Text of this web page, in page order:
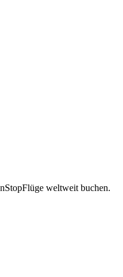
weltweit buchen.